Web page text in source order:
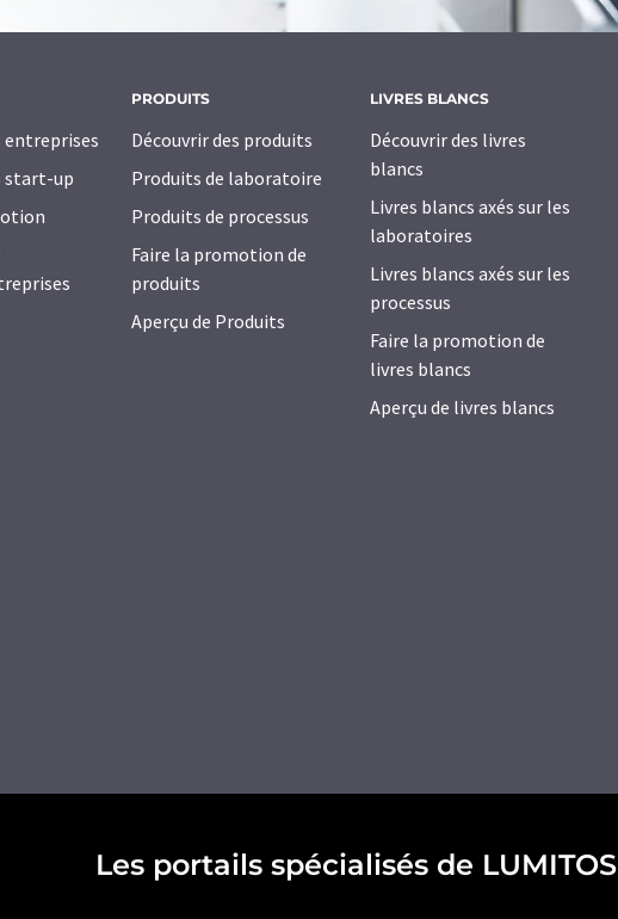
entreprises
start-up
PRODUITS
Découvrir des produits
Produits de laboratoire
Produits de processus
Faire la promotion de
produits
Aperçu de Produits
LIVRES BLANCS
Découvrir des livres
blancs
Livres blancs axés sur les
laboratoires
Livres blancs axés sur les
processus
Faire la promotion de
livres blancs
Aperçu de livres blancs
Les portails spécialisés de LUMITOS